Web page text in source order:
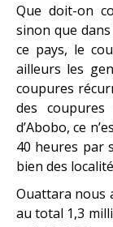
Que doit-on
sinon que
ce pays, le
ailleurs les
coupures
des coupures
d’Abobo, ce
40 heures par
bien des
Ouattara nous
au total 1,3